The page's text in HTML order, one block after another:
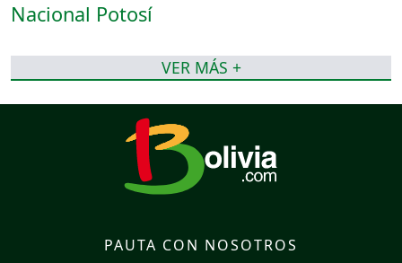
VER MÁS +
PAUTA CON NOSOTROS